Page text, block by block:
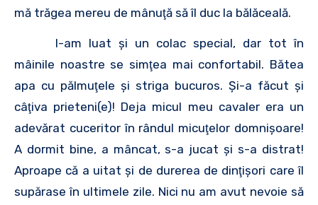
mă trăgea mereu de mânuţă să îl duc la bălăceală.
I-am luat şi un colac special, dar tot în
mâinile noastre se simţea mai confortabil. Bătea
apa cu pălmuţele şi striga bucuros. Şi-a făcut şi
câţiva prieteni(e)! Deja micul meu cavaler era un
adevărat cuceritor în rândul micuţelor domnişoare!
A dormit bine, a mâncat, s-a jucat şi s-a distrat!
Aproape că a uitat şi de durerea de dinţişori care îl
supărase în ultimele zile. Nici nu am avut nevoie să